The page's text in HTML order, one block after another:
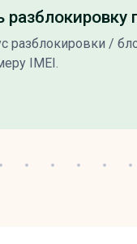
разблокировку
разблокировки /
IMEI.